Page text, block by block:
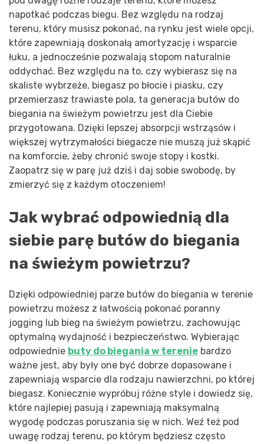
napotkać podczas biegu. Bez względu na rodzaj
terenu, który musisz pokonać, na rynku jest wiele opcji,
które zapewniają doskonałą amortyzację i wsparcie
łuku, a jednocześnie pozwalają stopom naturalnie
oddychać. Bez względu na to, czy wybierasz się na
skaliste wybrzeże, biegasz po błocie i piasku, czy
przemierzasz trawiaste pola, ta generacja butów do
biegania na świeżym powietrzu jest dla Ciebie
przygotowana. Dzięki lepszej absorpcji wstrząsów i
większej wytrzymałości biegacze nie muszą już skąpić
na komforcie, żeby chronić swoje stopy i kostki.
Zaopatrz się w parę już dziś i daj sobie swobodę, by
zmierzyć się z każdym otoczeniem!
Jak wybrać odpowiednią dla
siebie parę butów do biegania
na świeżym powietrzu?
Dzięki odpowiedniej parze butów do biegania w terenie
powietrzu możesz z łatwością pokonać poranny
jogging lub bieg na świeżym powietrzu, zachowując
optymalną wydajność i bezpieczeństwo. Wybierając
odpowiednie buty do biegania w terenie bardzo
ważne jest, aby były one być dobrze dopasowane i
zapewniają wsparcie dla rodzaju nawierzchni, po której
biegasz. Koniecznie wypróbuj różne style i dowiedz się,
które najlepiej pasują i zapewniają maksymalną
wygodę podczas poruszania się w nich. Weź też pod
uwagę rodzaj terenu, po którym będziesz często